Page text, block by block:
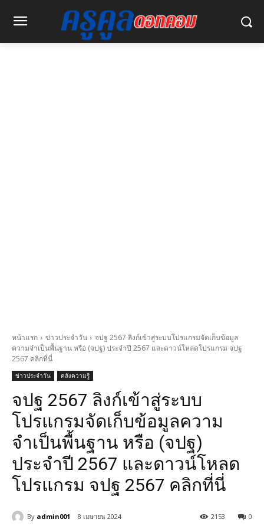
หน้าแรก ข่าวประจำวัน
จปฐ 2567 ลิงก์เข้าสู่ระบบโปรแกรมจัดเก็บข้อมูล
ความจำเป็นพื้นฐาน หรือ (จปฐ) ประจำปี 2567 และดาวน์โหลดโปรแกรม จปฐ
2567 คลิกที่นี่
ข่าวประจำวัน คลังความรู้
จปฐ 2567 ลิงก์เข้าสู่ระบบ
โปรแกรมจัดเก็บข้อมูลความ
จำเป็นพื้นฐาน หรือ (จปฐ)
ประจำปี 2567 และดาวน์โหลด
โปรแกรม จปฐ 2567 คลิกที่นี่
By admin001 8 เมษายน 2024 0
2153